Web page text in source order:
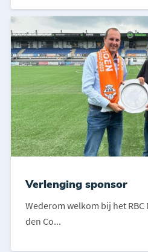
Verlenging sponsor
Wederom welkom bij het RBC
den Co...